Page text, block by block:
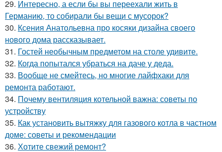
29. Интересно, а если бы вы переехали жить в
Германию, то собирали бы вещи с мусорок?
30. Ксения Анатольевна про косяки дизайна своего
нового дома рассказывает.
31. Гостей необычным предметом на столе удивите.
32. Когда попытался убраться на даче у деда.
33. Вообще не смейтесь, но многие лайфхаки для
ремонта работают.
34. Почему вентиляция котельной важна: советы по
устройству
35. Как установить вытяжку для газового котла в частном
доме: советы и рекомендации
36. Хотите свежий ремонт?